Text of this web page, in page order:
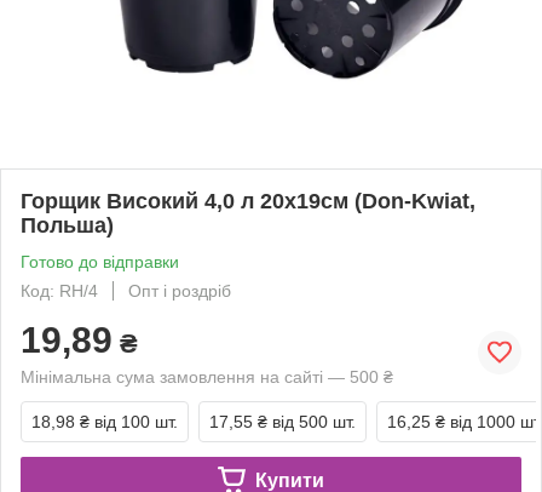
Горщик Високий 4,0 л 20х19см (Don-Kwiat,
Польша)
Готово до відправки
Код: RH/4
Опт і роздріб
19,89 ₴
Мінімальна сума замовлення на сайті — 500 ₴
18,98 ₴ від 100 шт. 17,55 ₴ від 500 шт. 16,25 ₴ від 1000 шт.
Купити